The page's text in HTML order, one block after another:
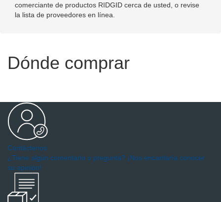
comerciante de productos RIDGID cerca de usted, o revise
la lista de proveedores en línea.
Dónde comprar
Contáctenos
¿Tiene algún comentario o pregunta? ¡Nos encantaría conocer
su opinión!